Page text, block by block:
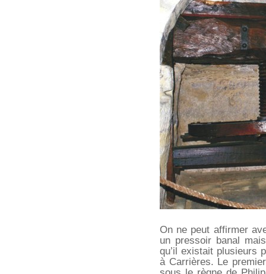
On ne peut affirmer
un pressoir banal
qu’il existait plusieurs
à Carrières. Le